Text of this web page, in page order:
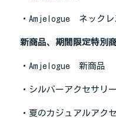
・Amjelogue　ネック
新商品、期間限定特別
・Amjelogue　新商品
・シルバーアクセサリー
・夏のカジュアルアク